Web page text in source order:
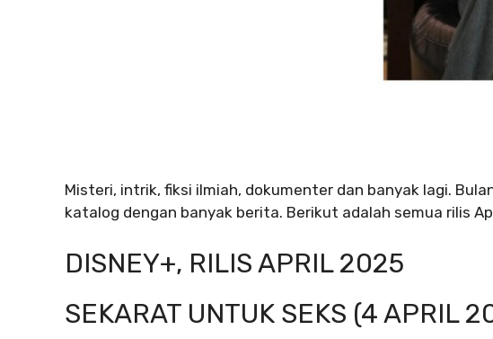
Misteri, intrik, fiksi ilmiah, dokumenter dan banyak lagi.
katalog dengan banyak berita. Berikut adalah semua rilis
DISNEY+, RILIS APRIL 2025
SEKARAT UNTUK SEKS (4 APRIL